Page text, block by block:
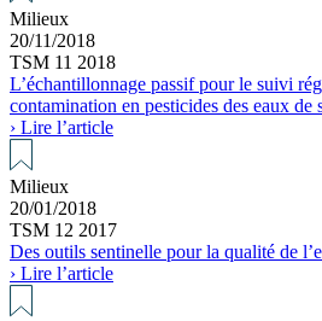
Milieux
20/11/2018
TSM 11 2018
L’échantillonnage passif pour le suivi
contamination en pesticides des eaux de
› Lire l’article
Milieux
20/01/2018
TSM 12 2017
Des outils sentinelle pour la qualité de
› Lire l’article